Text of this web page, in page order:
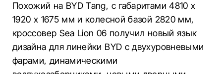
Похожий на BYD Tang, с габаритами 4810 x
1920 x 1675 мм и колесной базой 2820 мм,
кроссовер Sea Lion 06 получил новый язык
дизайна для линейки BYD с двухуровневыми
фарами, динамическими